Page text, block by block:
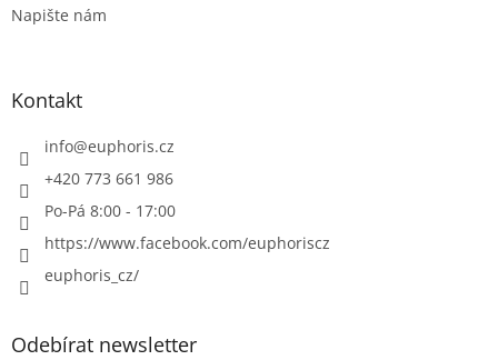
Napište nám
Kontakt
info@euphoris.cz
+420 773 661 986
Po-Pá 8:00 - 17:00
https://www.facebook.com/euphoriscz
euphoris_cz/
Odebírat newsletter